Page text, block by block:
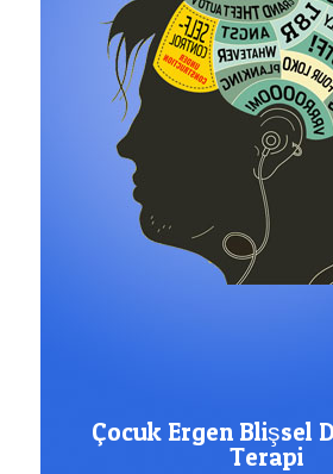
Çocuk Ergen Blişsel
Terapi